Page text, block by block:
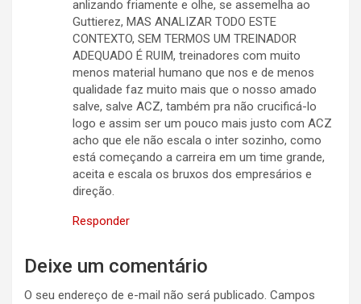
anlizando friamente e olhe, se assemelha ao
Guttierez, MAS ANALIZAR TODO ESTE
CONTEXTO, SEM TERMOS UM TREINADOR
ADEQUADO É RUIM, treinadores com muito
menos material humano que nos e de menos
qualidade faz muito mais que o nosso amado
salve, salve ACZ, também pra não crucificá-lo
logo e assim ser um pouco mais justo com ACZ
acho que ele não escala o inter sozinho, como
está começando a carreira em um time grande,
aceita e escala os bruxos dos empresários e
direção.
Responder
Deixe um comentário
O seu endereço de e-mail não será publicado. Campos